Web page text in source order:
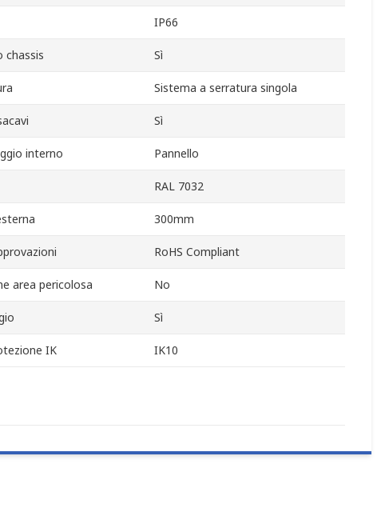
IP66
chassis Sì
Sistema a serratura singola
Sì
interno Pannello
RAL 7032
300mm
RoHS Compliant
area pericolosa No
Sì
IK IK10